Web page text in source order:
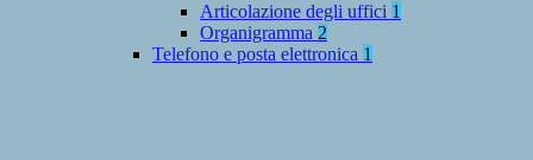
Articolazione degli uffici 1
Organigramma 2
Telefono e posta elettronica 1